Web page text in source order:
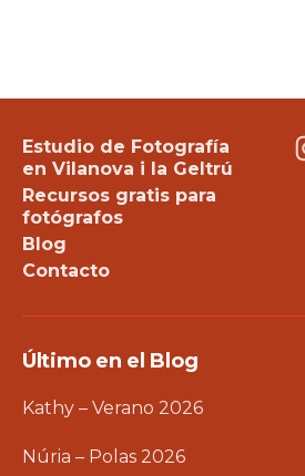
Estudio de Fotografía
en Vilanova i la Geltrú
Recursos gratis para
fotógrafos
Blog
Contacto
Último en el Blog
Kathy – Verano 2026
Núria – Polas 2026